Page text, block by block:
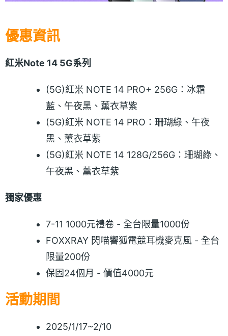
優惠資訊
紅米Note 14 5G系列
(5G)紅米 NOTE 14 PRO+ 256G：冰霜
藍、午夜黑、薰衣草紫
(5G)紅米 NOTE 14 PRO：珊瑚綠、午夜
黑、薰衣草紫
(5G)紅米 NOTE 14 128G/256G：珊瑚綠、
午夜黑、薰衣草紫
獨家優惠
7-11 1000元禮卷 - 全台限量1000份
FOXXRAY 閃喵響狐電競耳機麥克風 - 全台
限量200份
保固24個月 - 價值4000元
活動期間
2025/1/17~2/10